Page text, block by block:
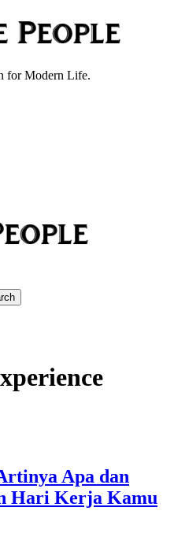
for Modern Life.
Apa dan
Hari Kerja Kamu